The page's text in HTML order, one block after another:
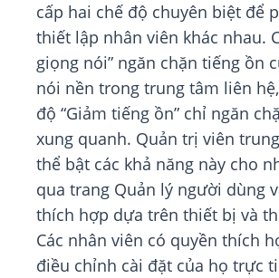
cấp hai chế độ chuyên biệt để
thiết lập nhân viên khác nhau.
giọng nói” ngăn chặn tiếng ồn
nói nền trong trung tâm liên
độ “Giảm tiếng ồn” chỉ ngăn
xung quanh. Quản trị viên
thể bật các khả năng này cho
qua trang Quản lý người dùng
thích hợp dựa trên thiết bị và
Các nhân viên có quyền thích
điều chỉnh cài đặt của họ trực